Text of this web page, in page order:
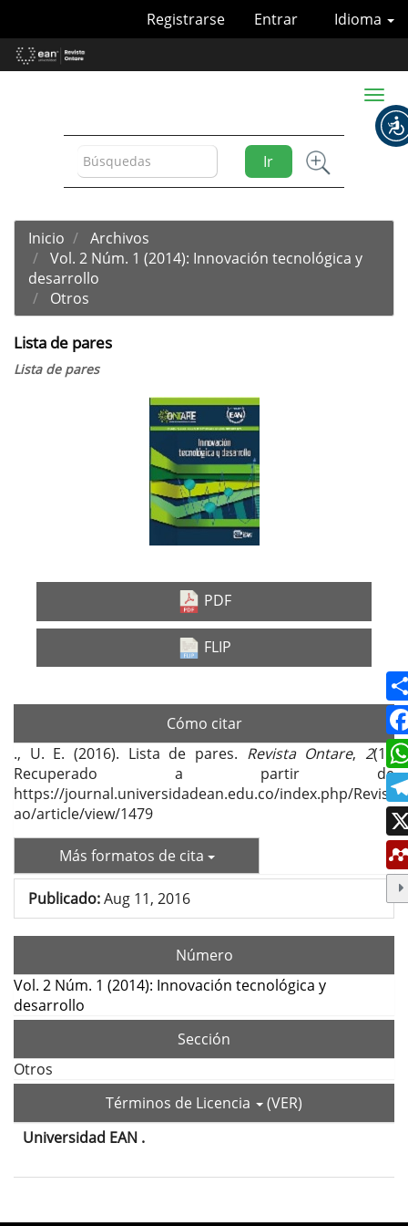
Contenido
principal
Idioma
Registrarse Entrar
Ir
Toggle
Inicio
Archivos
Vol. 2 Núm. 1 (2014): Innovación tecnológica y
desarrollo
Otros
Lista de pares
Lista de pares
PDF
FLIP
Cómo citar
., U. E. (2016). Lista de pares. Revista Ontare, 2(1).
Recuperado a partir de
https://journal.universidadean.edu.co/index.php/Revist
ao/article/view/1479
Más formatos de cita
Publicado:Aug 11, 2016
Número
Vol. 2 Núm. 1 (2014): Innovación tecnológica y
desarrollo
Sección
Otros
Términos de Licencia
(VER)
Contenido
principal
del
Universidad EAN .